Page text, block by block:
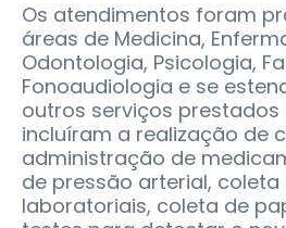
Os atendimentos foram
áreas de Medicina,
Odontologia, Psicologia,
Fonoaudiologia e se
outros serviços
incluíram a realização de
administração de
de pressão arterial, coleta
laboratoriais, coleta de